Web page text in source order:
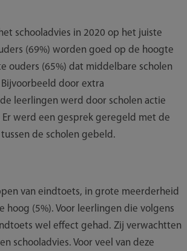
schooladvies in 2020 op het juiste
(69%) worden goed op de hoogte
ouders (65%) dat middelbare scholen
door extra
leerlingen werd door scholen actie
werd een gesprek geregeld met de
de scholen gebeld.
van eindtoets, in grote meerderheid
hoog (5%). Voor leerlingen die volgens
wel effect gehad. Zij verwachtten
schooladvies. Voor veel van deze